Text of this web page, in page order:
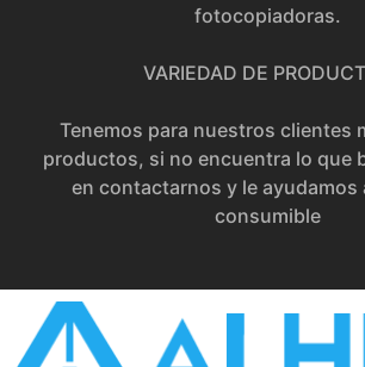
fotocopiadoras.
VARIEDAD DE
Tenemos para nuestros clientes
productos, si no encuentra lo que
en contactarnos y le ayudamos
consumible